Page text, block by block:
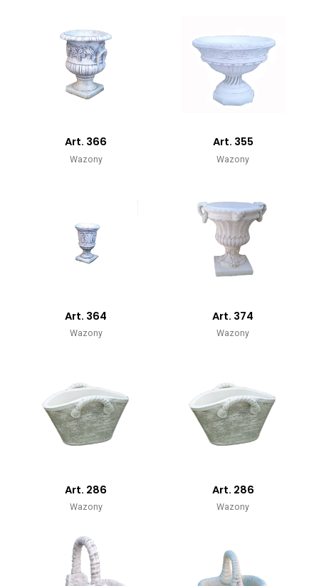
Art. 366
Wazony
Art. 355
Wazony
Art. 364
Wazony
Art. 374
Wazony
Art. 286
Wazony
Art. 286
Wazony